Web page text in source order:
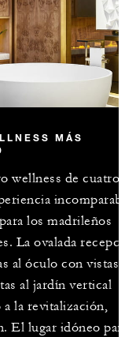
MÁS
wellness de cuatro
los madrileños
La ovalada
al óculo con vistas
al jardín vertical
a la revitalización,
El lugar idóneo